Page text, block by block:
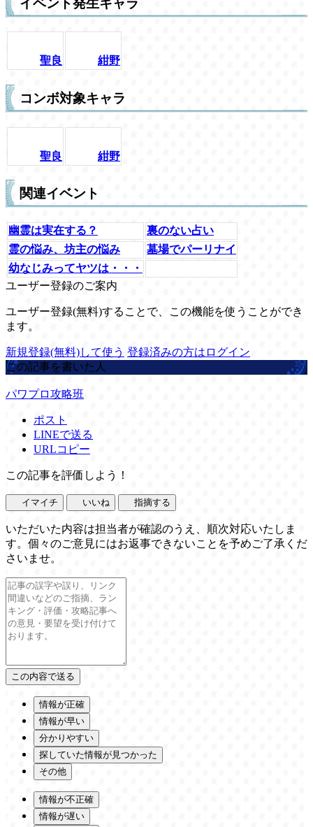
聖良 紺野
コンボ対象キャラ
聖良 紺野
関連イベント
幽霊は実在する？
裏のない占い
霊の悩み、坊主の悩み
墓場でパーリナイ
幼なじみってヤツは・・・
ユーザー登録のご案内
ユーザー登録(無料)することで、この機能を使うことができ
ます。
新規登録(無料)して使う 登録済みの方はログイン
この記事を書いた人
パワプロ攻略班
ポスト
LINEで送る
URLコピー
この記事を評価しよう！
イマイチ いいね 指摘する
いただいた内容は担当者が確認のうえ、順次対応いたしま
す。個々のご意見にはお返事できないことを予めご了承くだ
さいませ。
情報が正確
情報が早い
分かりやすい
探していた情報が見つかった
その他
情報が不正確
情報が遅い